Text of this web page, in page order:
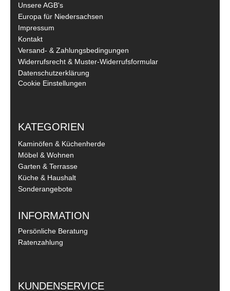
Unsere AGB's
Europa für Niedersachsen
Impressum
Kontakt
Versand- & Zahlungsbedingungen
Widerrufsrecht & Muster-Widerrufsformular
Datenschutzerklärung
Cookie Einstellungen
KATEGORIEN
Kaminöfen & Küchenherde
Möbel & Wohnen
Garten & Terrasse
Küche & Haushalt
Sonderangebote
INFORMATION
Persönliche Beratung
Ratenzahlung
KUNDENSERVICE